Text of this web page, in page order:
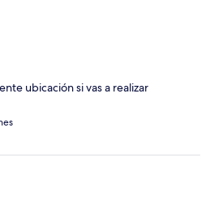
ubicación si vas a realizar